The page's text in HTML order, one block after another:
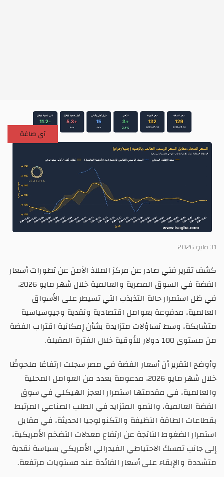
آى صاغة
31 مايو 2026
كشف تقرير فني صادر عن مركز الملاذ الآمن عن تطورات أسعار
الفضة في السوق المصرية والعالمية خلال شهر مايو 2026،
في ظل استمرار حالة التذبذب التي تسيطر على الأسواق
العالمية، مدفوعة بعوامل اقتصادية ونقدية وجيوسياسية
متشابكة، وسط تساؤلات متزايدة بشأن إمكانية اقتراب الفضة
من مستوى 100 دولار للأوقية خلال الفترة المقبلة.
وأوضح التقرير أن أسعار الفضة في مصر سجلت ارتفاعًا ملحوظًا
خلال شهر مايو 2026، مدعومة بعدد من العوامل المحلية
والعالمية، في مقدمتها استمرار العجز الهيكلي في سوق
الفضة العالمية، والنمو المتزايد في الطلب الصناعي المرتبط
بقطاعات الطاقة النظيفة والتكنولوجيا الحديثة، في مقابل
استمرار الضغوط الناتجة عن ارتفاع معدلات التضخم الأمريكية،
إلى جانب تمسك الاحتياطي الفيدرالي الأمريكي بسياسة نقدية
متشددة والإبقاء على أسعار الفائدة عند مستويات مرتفعة.